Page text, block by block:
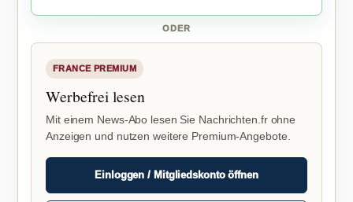
ODER
FRANCE PREMIUM
Werbefrei lesen
Mit einem News-Abo lesen Sie Nachrichten.fr ohne
Anzeigen und nutzen weitere Premium-Angebote.
Einloggen / Mitgliedskonto öffnen